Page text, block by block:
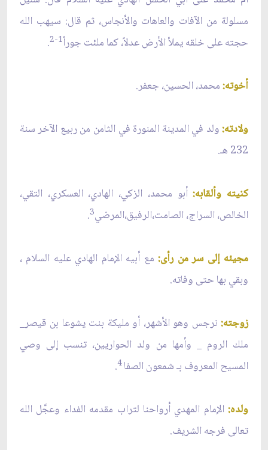
مسلولة من الآفات والعاهات والأنجاس، ثم قال: سيهب الله
حجته على خلقه يملأ الأرض عدلاً، كما ملئت جوراً1-2
.
أخوته:محمد، الحسين، جعفر.
ولادته:ولد في المدينة المنورة في الثامن من ربيع الآخر سنة
232 هـ.
كنيته وألقابه:أبو محمد، الزكي، الهادي، العسكري، التقي،
الخالص، السراج، الصامت،الرفيق،المرضي3
.
مجيئه إلى سر من رأى:مع أبيه الإمام الهادي عليه السلام ،
وبقي بها حتى وفاته.
زوجته:نرجس وهو الأشهر، أو مليكة بنت يشوعا بن قيصر_
ملك الروم _ وأمها من ولد الحواريين، تنسب إلى وصي
المسيح المعروف بـ شمعون الصفا .
ولده:الإمام المهدي أرواحنا لتراب مقدمه الفداء وعجَّل الله
تعالى فرجه الشريف.